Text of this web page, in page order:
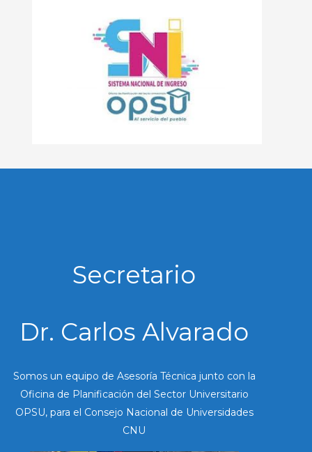
Secretario
Dr. Carlos Alvarado
Somos un equipo de Asesoría Técnica junto con la
Oficina de Planificación del Sector Universitario
OPSU, para el Consejo Nacional de Universidades
CNU